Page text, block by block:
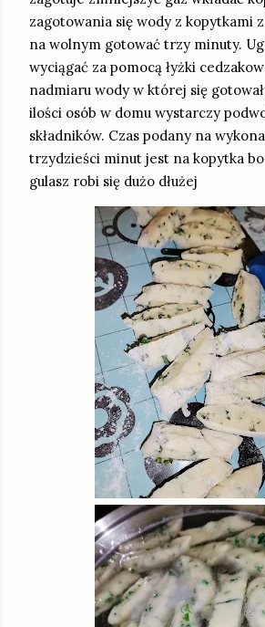
zagotowania się wody z kopytkami
na wolnym gotować trzy minuty.
wyciągać za pomocą łyżki
nadmiaru wody w której się
ilości osób w domu wystarczy
składników. Czas podany na
trzydzieści minut jest na kopytka
gulasz robi się dużo dłużej